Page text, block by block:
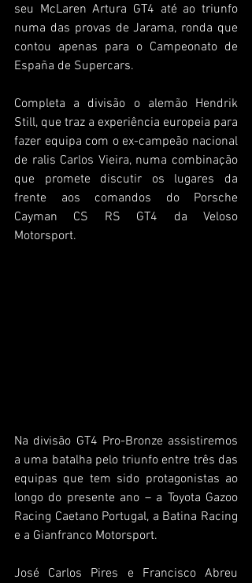
seu McLaren Artura GT4 até ao triunfo
numa das provas de Jarama, ronda que
contou apenas para o Campeonato de
España de Supercars.
Completa a divisão o alemão Hendrik
Still, que traz a experiência europeia para
fazer equipa com o ex-campeão nacional
de ralis Carlos Vieira, numa combinação
que promete discutir os lugares da
frente aos comandos do Porsche
Cayman CS RS GT4 da Veloso
Motorsport.
Na divisão GT4 Pro-Bronze assistiremos
a uma batalha pelo triunfo entre três das
equipas que tem sido protagonistas ao
longo do presente ano – a Toyota Gazoo
Racing Caetano Portugal, a Batina Racing
e a Gianfranco Motorsport.
José Carlos Pires e Francisco Abreu